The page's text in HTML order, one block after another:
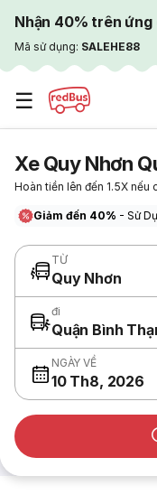
Nhận 40% trên ứng
Mã sử dụng: SALEHE88
☰
Xe Quy Nhơn
Hoàn tiền lên đến 1.5X
Giảm đến 40% - Sử
TỪ
Quy Nhơn
đi
Quận Bình
NGÀY VỀ
10 Th8, 2026